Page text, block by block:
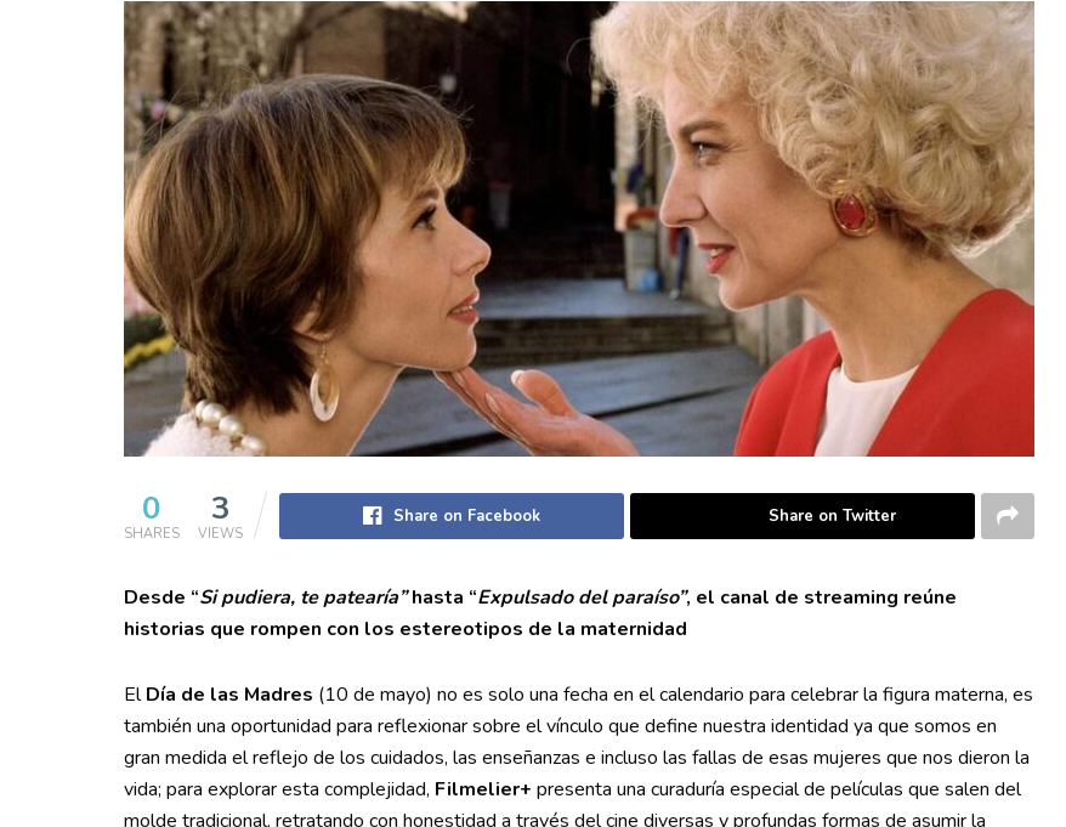
0
SHARES
3
VIEWS
Share on Facebook Share on Twitter
Desde “Si pudiera, te patearía”hasta “Expulsado del paraíso”, el canal de streaming reúne
historias que rompen con los estereotipos de la maternidad
ElDía de las Madres (10 de mayo) no es solo una fecha en el calendario para celebrar la figura materna, es
también una oportunidad para reflexionar sobre el vínculo que define nuestra identidad ya que somos en
gran medida el reflejo de los cuidados, las enseñanzas e incluso las fallas de esas mujeres que nos dieron la
vida; para explorar esta complejidad, Filmelier+ presenta una curaduría especial de películas que salen del
molde tradicional, retratando con honestidad a través del cine diversas y profundas formas de asumir la